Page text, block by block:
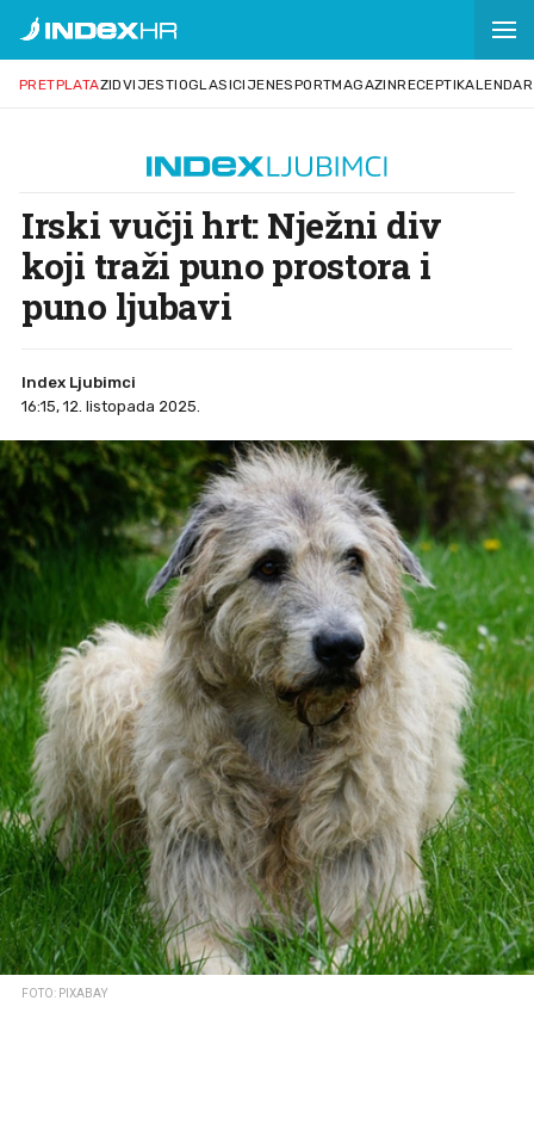
PRETPLATAZIDVIJESTIOGLASICIJENESPORTMAGAZINRECEPTIKALENDAR
Irski vučji hrt: Nježni div
koji traži puno prostora i
puno ljubavi
Index Ljubimci
16:15, 12. listopada 2025.
FOTO: PIXABAY